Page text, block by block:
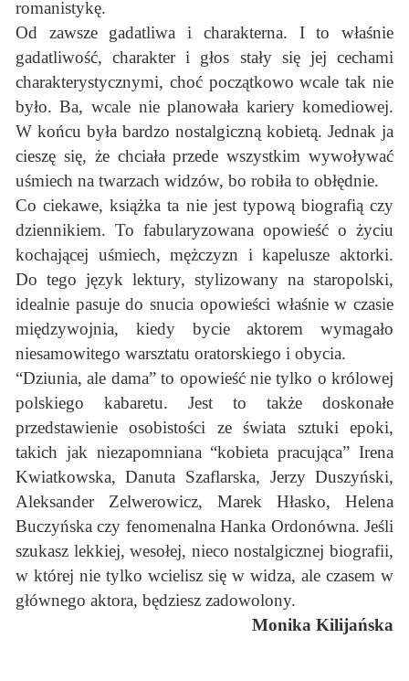
romanistykę.
Od zawsze gadatliwa i charakterna. I to właśnie
gadatliwość, charakter i głos stały się jej cechami
charakterystycznymi, choć początkowo wcale tak nie
było. Ba, wcale nie planowała kariery komediowej.
W końcu była bardzo nostalgiczną kobietą. Jednak ja
cieszę się, że chciała przede wszystkim wywoływać
uśmiech na twarzach widzów, bo robiła to obłędnie.
Co ciekawe, książka ta nie jest typową biografią czy
dziennikiem. To fabularyzowana opowieść o życiu
kochającej uśmiech, mężczyzn i kapelusze aktorki.
Do tego język lektury, stylizowany na staropolski,
idealnie pasuje do snucia opowieści właśnie w czasie
międzywojnia, kiedy bycie aktorem wymagało
niesamowitego warsztatu oratorskiego i obycia.
“Dziunia, ale dama” to opowieść nie tylko o królowej
polskiego kabaretu. Jest to także doskonałe
przedstawienie osobistości ze świata sztuki epoki,
takich jak niezapomniana “kobieta pracująca” Irena
Kwiatkowska, Danuta Szaflarska, Jerzy Duszyński,
Aleksander Zelwerowicz, Marek Hłasko, Helena
Buczyńska czy fenomenalna Hanka Ordonówna. Jeśli
szukasz lekkiej, wesołej, nieco nostalgicznej biografii,
w której nie tylko wcielisz się w widza, ale czasem w
głównego aktora, będziesz zadowolony.
Monika Kilijańska